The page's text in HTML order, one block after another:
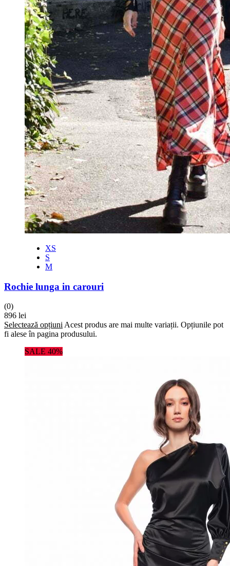
XS
S
M
Rochie lunga in carouri
(0)
896 lei
Selectează opțiuni Acest produs are mai multe variații. Opțiunile pot
fi alese în pagina produsului.
SALE 40%